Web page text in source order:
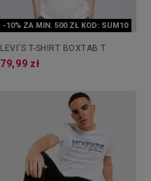
-10% ZA MIN. 500 ZŁ KOD: SUM10
LEVI'S T-SHIRT BOXTAB T
79,99 zł